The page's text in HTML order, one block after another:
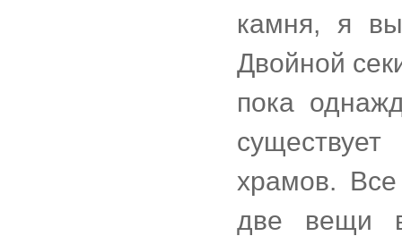
камня, я
Двойной
пока
храмов.
две вещи